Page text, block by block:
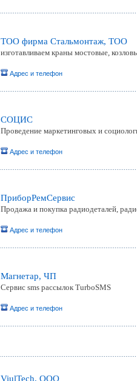
ТОО фирма Стальмонтаж, ТОО
изготавливаем краны мостовые,
Адрес и телефон
СОЦИС
Проведение маркетинговых и
Адрес и телефон
ПриборРемСервис
Продажа и покупка радиодеталей,
Адрес и телефон
Магнетар, ЧП
Сервис sms рассылок TurboSMS
Адрес и телефон
ViulTech, ООО